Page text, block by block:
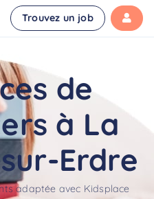
Trouvez un job
de
à La
Erdre
adaptée avec Kidsplace